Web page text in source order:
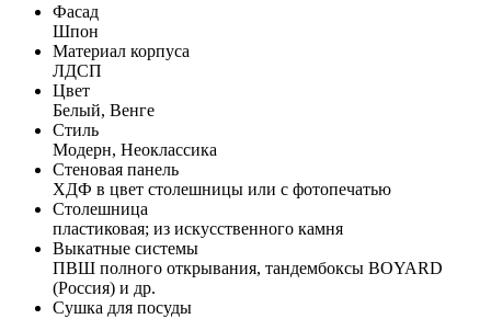
Фасад
Шпон
Материал корпуса
ЛДСП
Цвет
Белый, Венге
Стиль
Модерн, Неоклассика
Стеновая панель
ХДФ в цвет столешницы или с фотопечатью
Столешница
пластиковая; из искусственного камня
Выкатные системы
ПВШ полного открывания, тандембоксы BOYARD
(Россия) и др.
Сушка для посуды